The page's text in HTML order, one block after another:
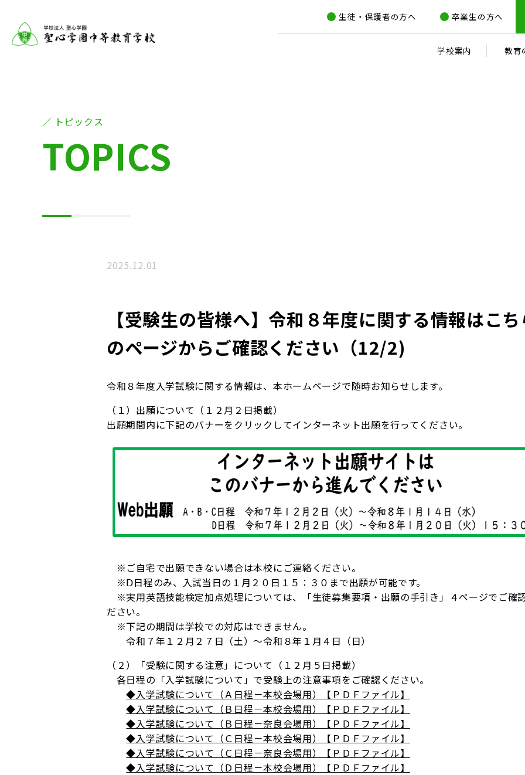
生徒・保護者の方へ 卒業生の方へ
学校案内 教育
トピックス
TOPICS
2025.12.01
【受験生の皆様へ】令和８年度に関する情報はこち
のページからご確認ください（12/2)
令和８年度入学試験に関する情報は、本ホームページで随時お知らせします。
（１）出願について（１２月２日掲載）
出願期間内に下記のバナーをクリックしてインターネット出願を行ってください。
※ご自宅で出願できない場合は本校にご連絡ください。
※Ⅾ日程のみ、入試当日の１月２０日１５：３０まで出願が可能です。
※実用英語技能検定加点処理については、「生徒募集要項・出願の手引き」４ページでご確
ださい。
※下記の期間は学校での対応はできません。
令和７年１２月２７日（土）～令和８年１月４日（日）
（２）「受験に関する注意」について（１２月５日掲載）
各日程の「入学試験について」で受験上の注意事項をご確認ください。
◆入学試験について（Ａ日程－本校会場用）【ＰＤＦファイル】
◆入学試験について（Ｂ日程－本校会場用）【ＰＤＦファイル】
◆入学試験について（Ｂ日程－奈良会場用）【ＰＤＦファイル】
◆入学試験について（Ｃ日程－本校会場用）【ＰＤＦファイル】
◆入学試験について（Ｃ日程－奈良会場用）【ＰＤＦファイル】
◆入学試験について（Ｄ日程－本校会場用）【ＰＤＦファイル】